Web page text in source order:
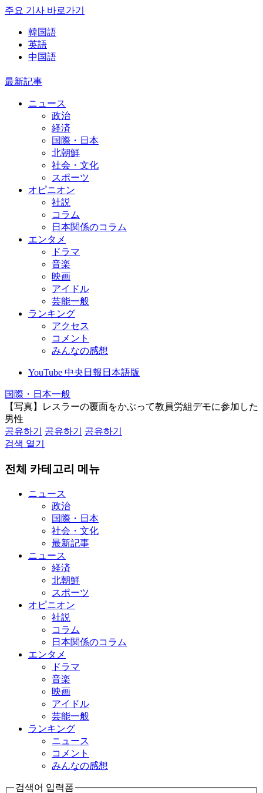
주요 기사 바로가기
韓国語
英語
中国語
最新記事
ニュース
政治
経済
国際・日本
北朝鮮
社会・文化
スポーツ
オピニオン
社説
コラム
日本関係のコラム
エンタメ
ドラマ
音楽
映画
アイドル
芸能一般
ランキング
アクセス
コメント
みんなの感想
YouTube 中央日報日本語版
国際・日本一般
【写真】レスラーの覆面をかぶって教員労組デモに参加した
男性
공유하기
공유하기
공유하기
검색 열기
전체 카테고리 메뉴
ニュース
政治
国際・日本
社会・文化
最新記事
ニュース
経済
北朝鮮
スポーツ
オピニオン
社説
コラム
日本関係のコラム
エンタメ
ドラマ
音楽
映画
アイドル
芸能一般
ランキング
ニュース
コメント
みんなの感想
검색어 입력폼